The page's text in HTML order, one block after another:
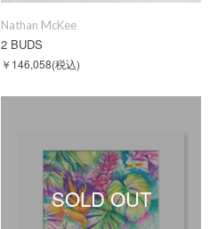
Nathan McKee
2 BUDS
￥146,058(税込)
SOLD OUT